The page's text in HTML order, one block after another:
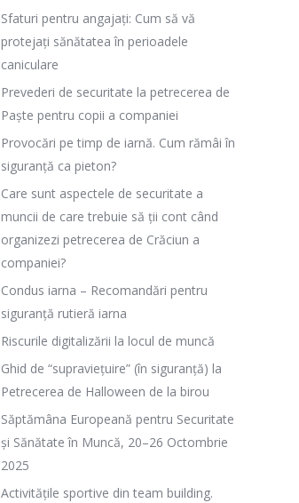
Sfaturi pentru angajați: Cum să vă
protejați sănătatea în perioadele
caniculare
Prevederi de securitate la petrecerea de
Paște pentru copii a companiei
Provocări pe timp de iarnă. Cum rămâi în
siguranță ca pieton?
Care sunt aspectele de securitate a
muncii de care trebuie să ții cont când
organizezi petrecerea de Crăciun a
companiei?
Condus iarna – Recomandări pentru
siguranță rutieră iarna
Riscurile digitalizării la locul de muncă
Ghid de “supraviețuire” (în siguranță) la
Petrecerea de Halloween de la birou
Săptămâna Europeană pentru Securitate
și Sănătate în Muncă, 20–26 Octombrie
2025
Activitățile sportive din team building.